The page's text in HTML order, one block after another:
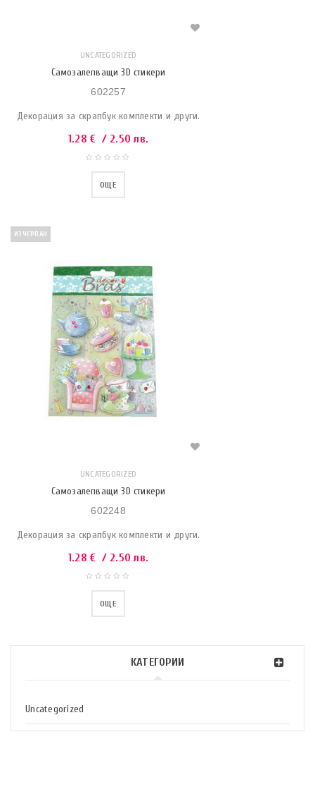
КАТЕГОРИИ
Uncategorized
UNCATEGORIZED
Самозалепващи 3D стикери
602257
Декорация за скрапбук комплекти и други.
1.28€ / 2.50 лв.
ОЩЕ
ИЗЧЕРПАН
UNCATEGORIZED
Самозалепващи 3D стикери
602248
Декорация за скрапбук комплекти и други.
1.28€ / 2.50 лв.
ОЩЕ